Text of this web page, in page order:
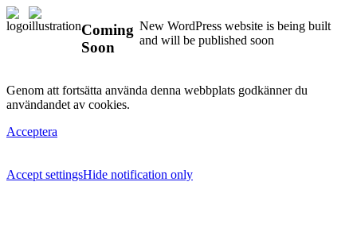
Coming
Soon
New WordPress website is being built
and will be published soon
Genom att fortsätta använda denna webbplats godkänner du
användandet av cookies.
Acceptera
Accept settingsHide notification only